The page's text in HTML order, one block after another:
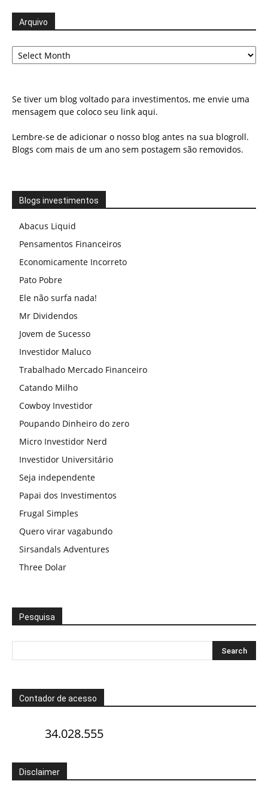
Arquivo
Arquivo
Se tiver um blog voltado para investimentos, me envie uma
mensagem que coloco seu link aqui.
Lembre-se de adicionar o nosso blog antes na sua blogroll.
Blogs com mais de um ano sem postagem são removidos.
Blogs investimentos
Abacus Liquid
Pensamentos Financeiros
Economicamente Incorreto
Pato Pobre
Ele não surfa nada!
Mr Dividendos
Jovem de Sucesso
Investidor Maluco
Trabalhado Mercado Financeiro
Catando Milho
Cowboy Investidor
Poupando Dinheiro do zero
Micro Investidor Nerd
Investidor Universitário
Seja independente
Papai dos Investimentos
Frugal Simples
Quero virar vagabundo
Sirsandals Adventures
Three Dolar
Pesquisa
Contador de acesso
34.028.555
Disclaimer